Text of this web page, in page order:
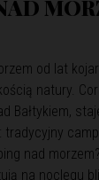
od lat
natury.
Bałtykiem,
tradycyjny
nad
na noclegu